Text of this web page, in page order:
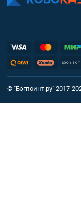
© "Бэгпоинт.ру" 2017-